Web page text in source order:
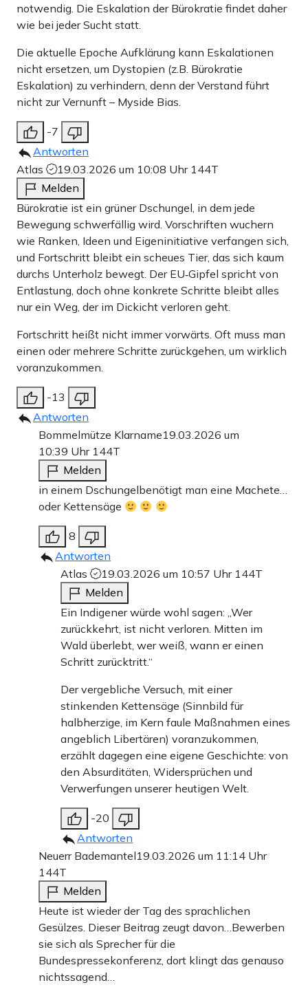
notwendig. Die Eskalation der Bürokratie findet daher
wie bei jeder Sucht statt.
Die aktuelle Epoche Aufklärung kann Eskalationen
nicht ersetzen, um Dystopien (z.B. Bürokratie
Eskalation) zu verhindern, denn der Verstand führt
nicht zur Vernunft – Myside Bias.
-7
Antworten
Atlas
19.03.2026 um 10:08 Uhr 144T
Melden
Bürokratie ist ein grüner Dschungel, in dem jede
Bewegung schwerfällig wird. Vorschriften wuchern
wie Ranken, Ideen und Eigeninitiative verfangen sich,
und Fortschritt bleibt ein scheues Tier, das sich kaum
durchs Unterholz bewegt. Der EU‑Gipfel spricht von
Entlastung, doch ohne konkrete Schritte bleibt alles
nur ein Weg, der im Dickicht verloren geht.
Fortschritt heißt nicht immer vorwärts. Oft muss man
einen oder mehrere Schritte zurückgehen, um wirklich
voranzukommen.
-13
Antworten
Bommelmütze Klarname19.03.2026 um
10:39 Uhr 144T
Melden
in einem Dschungelbenötigt man eine Machete…
oder Kettensäge
8
Antworten
Atlas
19.03.2026 um 10:57 Uhr 144T
Melden
Ein Indigener würde wohl sagen: „Wer
zurückkehrt, ist nicht verloren. Mitten im
Wald überlebt, wer weiß, wann er einen
Schritt zurücktritt.“
Der vergebliche Versuch, mit einer
stinkenden Kettensäge (Sinnbild für
halbherzige, im Kern faule Maßnahmen eines
angeblich Libertären) voranzukommen,
erzählt dagegen eine eigene Geschichte: von
den Absurditäten, Widersprüchen und
Verwerfungen unserer heutigen Welt.
-20
Antworten
Neuerr Bademantel19.03.2026 um 11:14 Uhr
144T
Melden
Heute ist wieder der Tag des sprachlichen
Gesülzes. Dieser Beitrag zeugt davon…Bewerben
sie sich als Sprecher für die
Bundespressekonferenz, dort klingt das genauso
nichtssagend…